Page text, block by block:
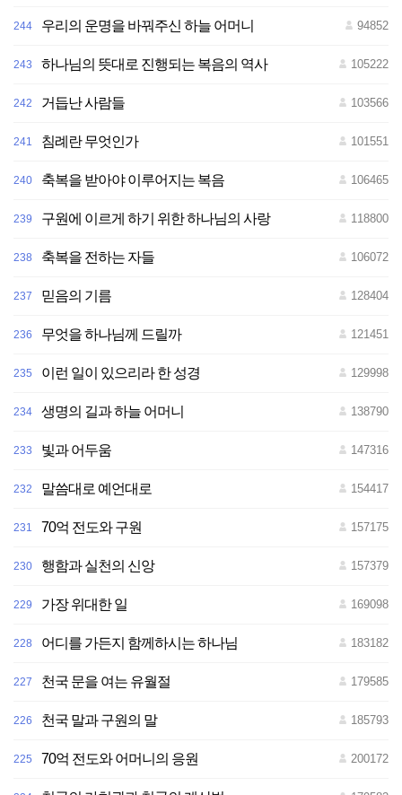
244 우리의 운명을 바꿔주신 하늘 어머니 94852
243 하나님의 뜻대로 진행되는 복음의 역사 105222
242 거듭난 사람들 103566
241 침례란 무엇인가 101551
240 축복을 받아야 이루어지는 복음 106465
239 구원에 이르게 하기 위한 하나님의 사랑 118800
238 축복을 전하는 자들 106072
237 믿음의 기름 128404
236 무엇을 하나님께 드릴까 121451
235 이런 일이 있으리라 한 성경 129998
234 생명의 길과 하늘 어머니 138790
233 빛과 어두움 147316
232 말씀대로 예언대로 154417
231 70억 전도와 구원 157175
230 행함과 실천의 신앙 157379
229 가장 위대한 일 169098
228 어디를 가든지 함께하시는 하나님 183182
227 천국 문을 여는 유월절 179585
226 천국 말과 구원의 말 185793
225 70억 전도와 어머니의 응원 200172